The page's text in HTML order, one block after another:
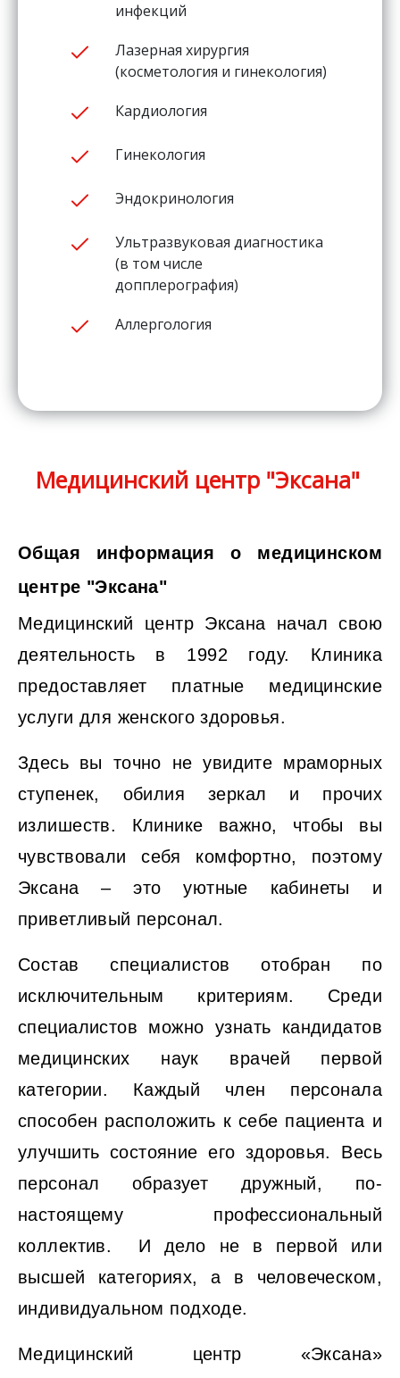
инфекций
Лазерная хирургия
(косметология и гинекология)
Кардиология
Гинекология
Эндокринология
Ультразвуковая диагностика
(в том числе
допплерография)
Аллергология
Медицинский центр "Эксана"
Общая информация о медицинском
центре "Эксана"
Медицинский центр Эксана начал свою
деятельность в 1992 году. Клиника
предоставляет платные медицинские
услуги для женского здоровья.
Здесь вы точно не увидите мраморных
ступенек, обилия зеркал и прочих
излишеств. Клинике важно, чтобы вы
чувствовали себя комфортно, поэтому
Эксана – это уютные кабинеты и
приветливый персонал.
Состав специалистов отобран по
исключительным критериям. Среди
специалистов можно узнать кандидатов
медицинских наук врачей первой
категории. Каждый член персонала
способен расположить к себе пациента и
улучшить состояние его здоровья. Весь
персонал образует дружный, по-
настоящему профессиональный
коллектив. И дело не в первой или
высшей категориях, а в человеческом,
индивидуальном подходе.
Медицинский центр «Эксана»